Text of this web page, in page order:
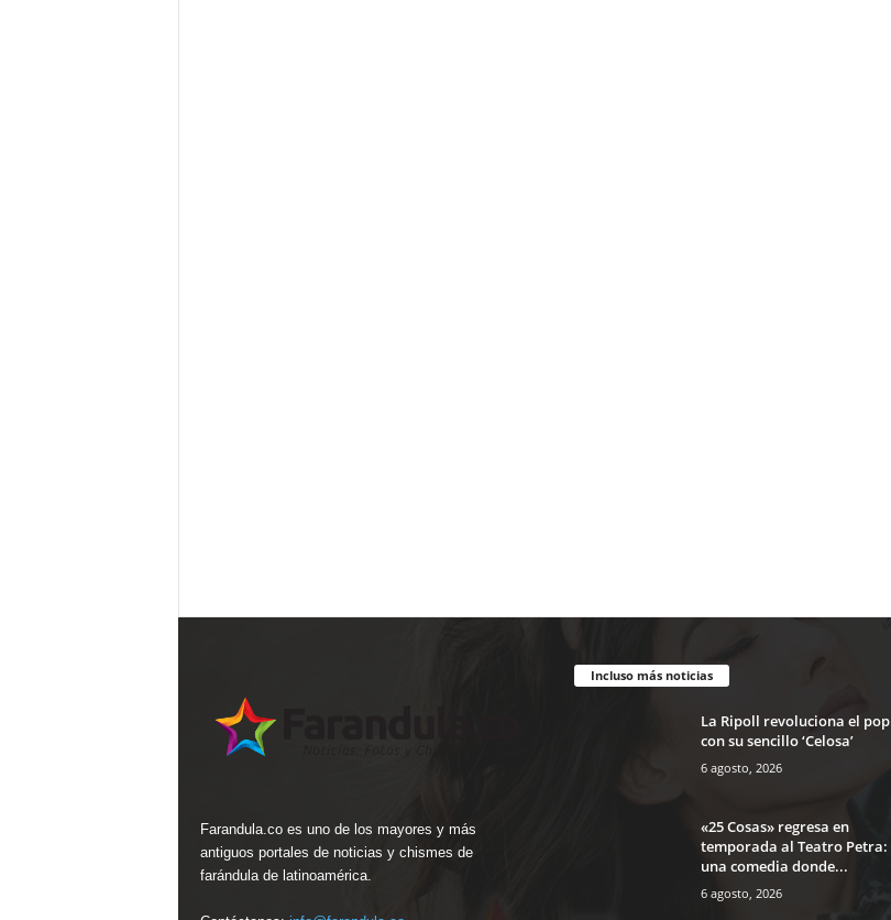
Farandula.co es uno de los mayores y más
antiguos portales de noticias y chismes de
farándula de latinoamérica.
Incluso más noticias
La Ripoll revoluciona el pop
con su sencillo ‘Celosa’
6 agosto, 2026
«25 Cosas» regresa en
temporada al Teatro Petra:
una comedia donde...
6 agosto, 2026